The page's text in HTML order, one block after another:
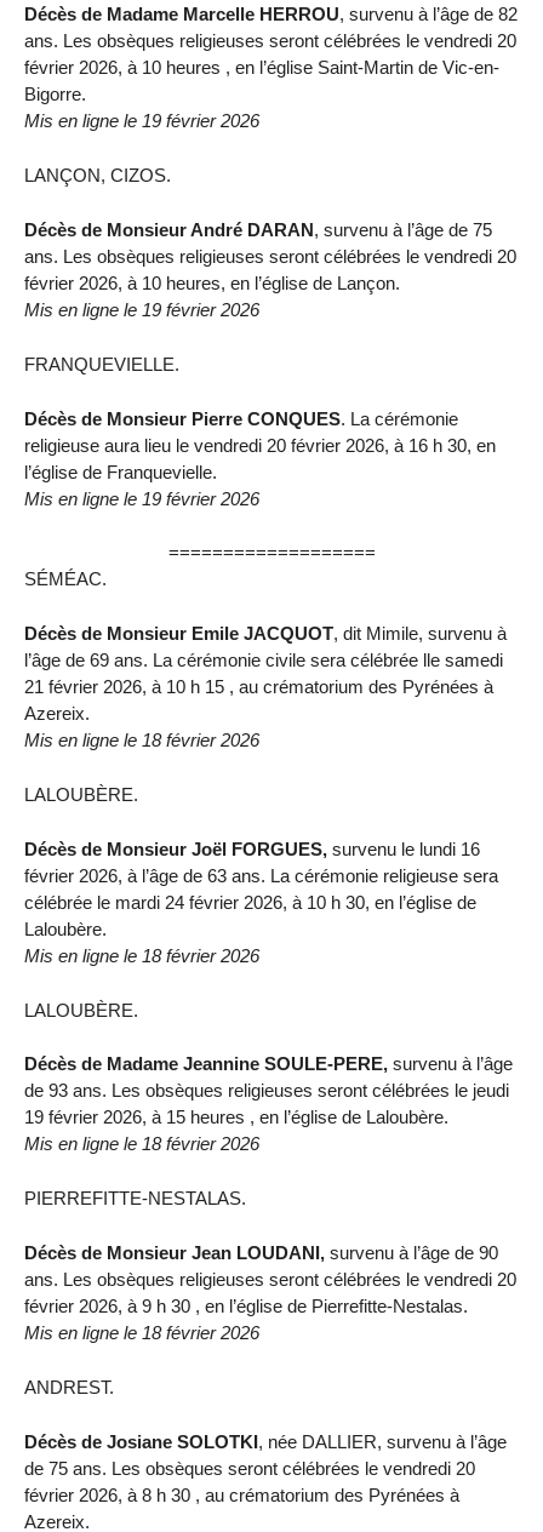
Décès de Madame Marcelle HERROU, survenu à l’âge de 82
ans. Les obsèques religieuses seront célébrées le vendredi 20
février 2026, à 10 heures , en l’église Saint-Martin de Vic-en-
Bigorre.
Mis en ligne le 19 février 2026
LANÇON, CIZOS.
Décès de Monsieur André DARAN, survenu à l’âge de 75
ans. Les obsèques religieuses seront célébrées le vendredi 20
février 2026, à 10 heures, en l’église de Lançon.
Mis en ligne le 19 février 2026
FRANQUEVIELLE.
Décès de Monsieur Pierre CONQUES. La cérémonie
religieuse aura lieu le vendredi 20 février 2026, à 16 h 30, en
l’église de Franquevielle.
Mis en ligne le 19 février 2026
===================
SÉMÉAC.
Décès de Monsieur Emile JACQUOT, dit Mimile, survenu à
l’âge de 69 ans. La cérémonie civile sera célébrée lle samedi
21 février 2026, à 10 h 15 , au crématorium des Pyrénées à
Azereix.
Mis en ligne le 18 février 2026
LALOUBÈRE.
Décès de Monsieur Joël FORGUES, survenu le lundi 16
février 2026, à l’âge de 63 ans. La cérémonie religieuse sera
célébrée le mardi 24 février 2026, à 10 h 30, en l’église de
Laloubère.
Mis en ligne le 18 février 2026
LALOUBÈRE.
Décès de Madame Jeannine SOULE-PERE, survenu à l’âge
de 93 ans. Les obsèques religieuses seront célébrées le jeudi
19 février 2026, à 15 heures , en l’église de Laloubère.
Mis en ligne le 18 février 2026
PIERREFITTE-NESTALAS.
Décès de Monsieur Jean LOUDANI, survenu à l’âge de 90
ans. Les obsèques religieuses seront célébrées le vendredi 20
février 2026, à 9 h 30 , en l’église de Pierrefitte-Nestalas.
Mis en ligne le 18 février 2026
ANDREST.
Décès de Josiane SOLOTKI, née DALLIER, survenu à l’âge
de 75 ans. Les obsèques seront célébrées le vendredi 20
février 2026, à 8 h 30 , au crématorium des Pyrénées à
Azereix.